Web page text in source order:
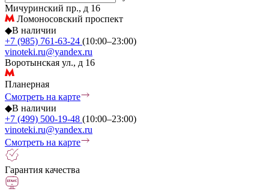
Мичуринский пр., д 16
Ломоносовский проспект
◆В наличии
+7 (985) 761-63-24 (10:00–23:00)
vinoteki.ru@yandex.ru
Воротынская ул., д 16
Планерная
Смотреть на карте
◆В наличии
+7 (499) 500-19-48 (10:00–23:00)
vinoteki.ru@yandex.ru
Смотреть на карте
Гарантия качества